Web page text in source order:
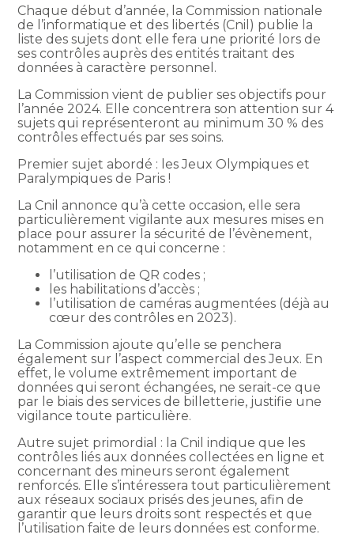
Chaque début d’année, la Commission nationale
de l’informatique et des libertés (Cnil) publie la
liste des sujets dont elle fera une priorité lors de
ses contrôles auprès des entités traitant des
données à caractère personnel.
La Commission vient de publier ses objectifs pour
l’année 2024. Elle concentrera son attention sur 4
sujets qui représenteront au minimum 30 % des
contrôles effectués par ses soins.
Premier sujet abordé : les Jeux Olympiques et
Paralympiques de Paris !
La Cnil annonce qu’à cette occasion, elle sera
particulièrement vigilante aux mesures mises en
place pour assurer la sécurité de l’évènement,
notamment en ce qui concerne :
l’utilisation de QR codes ;
les habilitations d’accès ;
l’utilisation de caméras augmentées (déjà au
cœur des contrôles en 2023).
La Commission ajoute qu’elle se penchera
également sur l’aspect commercial des Jeux. En
effet, le volume extrêmement important de
données qui seront échangées, ne serait-ce que
par le biais des services de billetterie, justifie une
vigilance toute particulière.
Autre sujet primordial : la Cnil indique que les
contrôles liés aux données collectées en ligne et
concernant des mineurs seront également
renforcés. Elle s’intéressera tout particulièrement
aux réseaux sociaux prisés des jeunes, afin de
garantir que leurs droits sont respectés et que
l’utilisation faite de leurs données est conforme.